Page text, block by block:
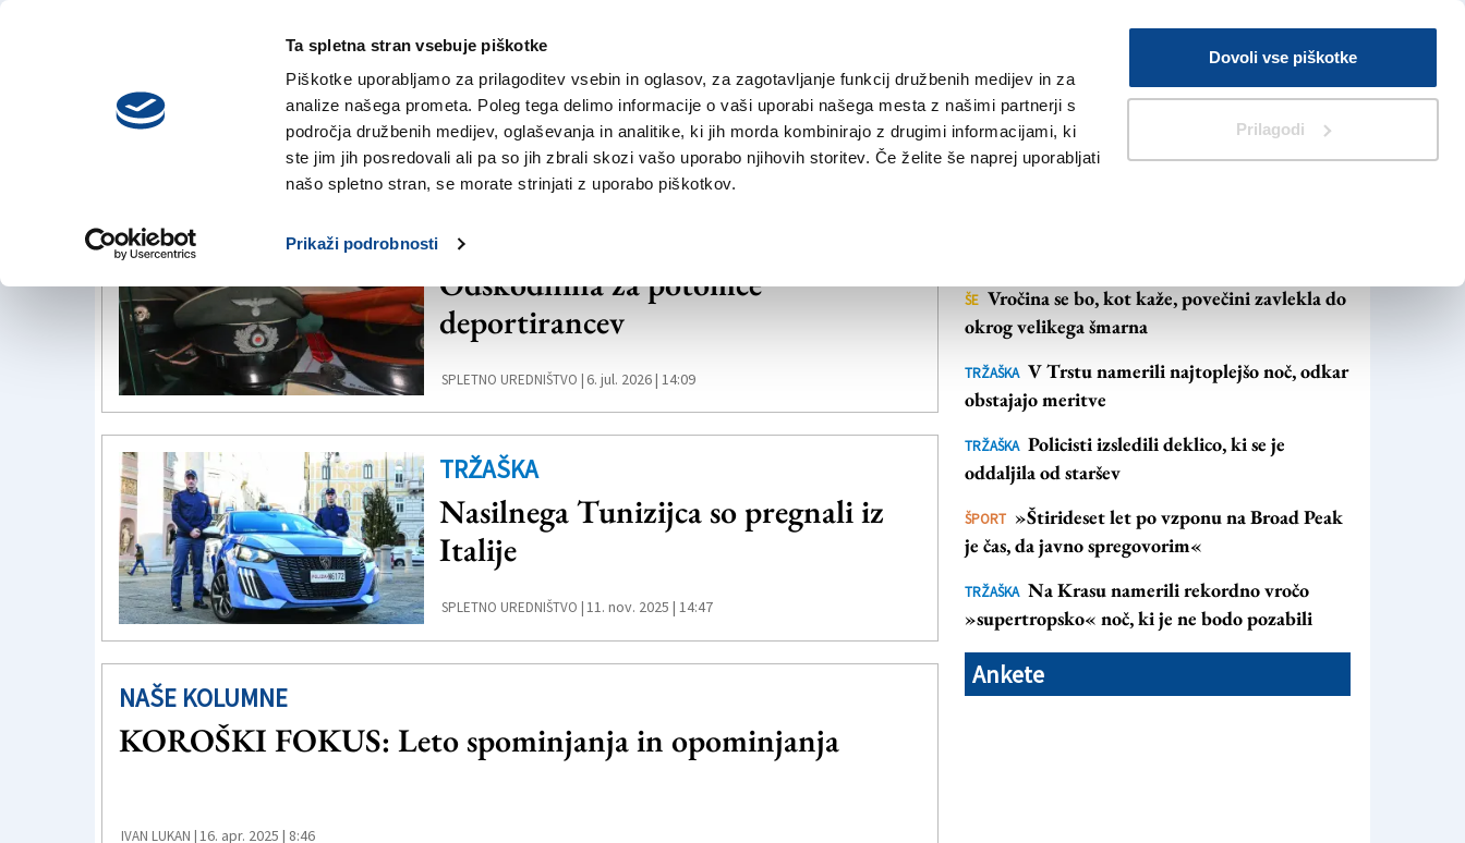
Ta spletna stran vsebuje piškotke
Piškotke uporabljamo za prilagoditev vsebin in oglasov, za zagotavljanje funkcij družbenih medijev in za
analize našega prometa. Poleg tega delimo informacije o vaši uporabi našega mesta z našimi partnerji s
področja družbenih medijev, oglaševanja in analitike, ki jih morda kombinirajo z drugimi informacijami, ki
ste jim jih posredovali ali pa so jih zbrali skozi vašo uporabo njihovih storitev. Če želite še naprej uporabljati
našo spletno stran, se morate strinjati z uporabo piškotkov.
Prikaži podrobnosti
Dovoli vse piškotke
Prilagodi
četrtek,
6. avgusta 2026
V Kioskih
Iskanje
NOVICE TRŽAŠKA GORIŠKA KULTURA ŠPORT ŠE
TRŽAŠKA
Odškodnina za potomce
deportirancev
SPLETNO UREDNIŠTVO | 6. jul. 2026 | 14:09
TRŽAŠKA
Nasilnega Tunizijca so pregnali iz
Italije
SPLETNO UREDNIŠTVO | 11. nov. 2025 | 14:47
NAŠE KOLUMNE
KOROŠKI FOKUS: Leto spominjanja in opominjanja
IVAN LUKAN |16. apr. 2025 | 8:46
ŠE Vročina se bo, kot kaže, povečini zavlekla do
okrog velikega šmarna
TRŽAŠKA V Trstu namerili najtoplejšo noč, odkar
obstajajo meritve
TRŽAŠKA Policisti izsledili deklico, ki se je
oddaljila od staršev
ŠPORT »Štirideset let po vzponu na Broad Peak
je čas, da javno spregovorim«
TRŽAŠKA Na Krasu namerili rekordno vročo
»supertropsko« noč, ki je ne bodo pozabili
Ankete